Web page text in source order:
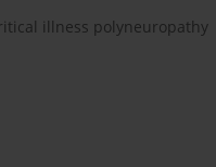
illness polyneuropathy